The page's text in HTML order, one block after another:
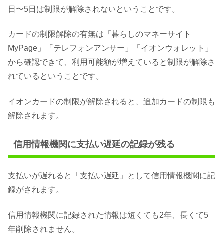
日〜5日は制限が解除されないということです。
カードの制限解除の有無は「暮らしのマネーサイト
MyPage」「テレフォンアンサー」「イオンウォレット」
から確認できて、利用可能額が増えていると制限が解除さ
れているということです。
イオンカードの制限が解除されると、追加カードの制限も
解除されます。
信用情報機関に支払い遅延の記録が残る
支払いが遅れると「支払い遅延」として信用情報機関に記
録がされます。
信用情報機関に記録された情報は短くても2年、長くて5
年削除されません。